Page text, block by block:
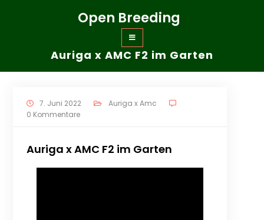
Open Breeding
Auriga x AMC F2 im Garten
7. Juni 2022
Auriga x Amc
0 Kommentare
Auriga x AMC F2 im Garten